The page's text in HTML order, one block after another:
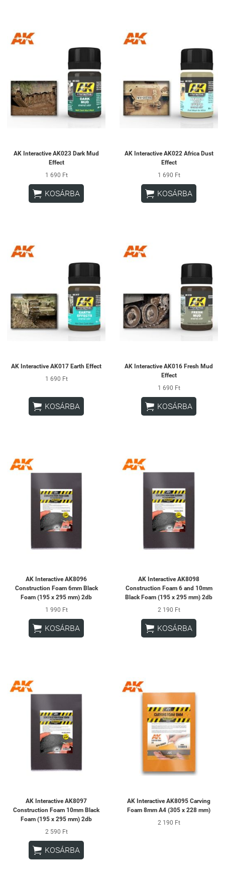
AK Interactive AK023 Dark Mud
Effect
1 690 Ft
 KOSÁRBA
AK Interactive AK022 Africa Dust
Effect
1 690 Ft
 KOSÁRBA
AK Interactive AK017 Earth Effect
1 690 Ft
 KOSÁRBA
AK Interactive AK016 Fresh Mud
Effect
1 690 Ft
 KOSÁRBA
AK Interactive AK8096
Construction Foam 6mm Black
Foam (195 x 295 mm) 2db
1 990 Ft
 KOSÁRBA
AK Interactive AK8098
Construction Foam 6 and 10mm
Black Foam (195 x 295 mm) 2db
2 190 Ft
 KOSÁRBA
AK Interactive AK8097
Construction Foam 10mm Black
Foam (195 x 295 mm) 2db
2 590 Ft
 KOSÁRBA
AK Interactive AK8095 Carving
Foam 8mm A4 (305 x 228 mm)
2 190 Ft